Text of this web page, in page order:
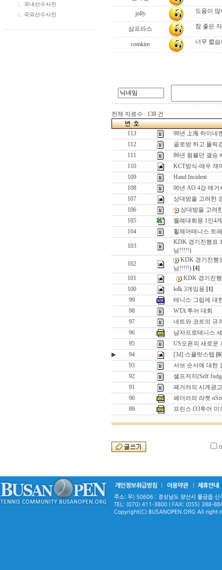
국내선수사진
국외선수사진
jolly 도움이
삼프라스 참 좋은
comkim 너무 짧
전체 자료수 : 138 건
113
98년 上海 하이네
112
골로방 하고 몰릭
111
86년 윔블던 결승
110
KCT방식-매우 재
109
Hand Incident
108
00년 AO 4강 애거
107
상대방을 고려한
106
상대방을 고려
105
월례대회용 1인4
104
휠체어테니스 트
103
KDK 경기진행표
님!!!!!)
102
KDK 경기진행
님!!!!!) [4]
101
KDK 경기진
100
kdk 3게임용 [1]
99
테니스 그립에 대
98
WTA 투어 대회
97
네트와 코트의 규
96
남자프로테니스
95
US오픈의 새로운
▶
94 [3d] 스플릿스텝
93
서브 순서에 대한
92
셀프저지(Self
91
페거러의 시계광
90
페더러의 라켓
89
프린스 O3투어 미